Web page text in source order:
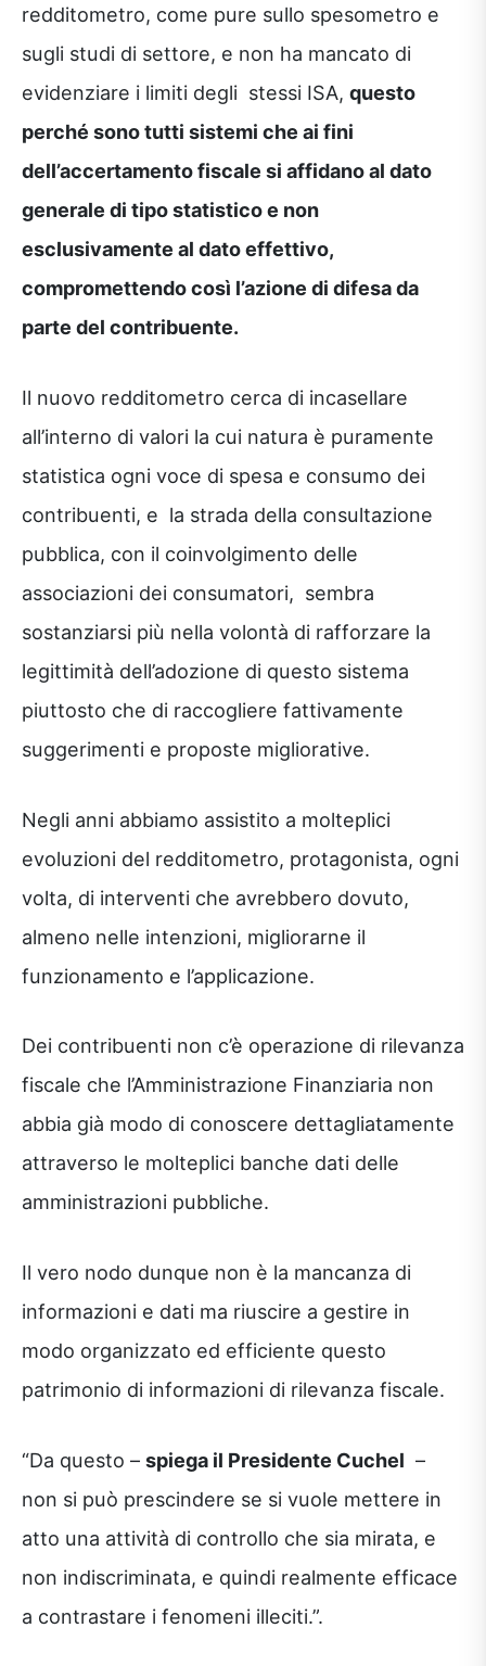
redditometro, come pure sullo spesometro e
sugli studi di settore, e non ha mancato di
evidenziare i limiti degli stessi ISA, questo
perché sono tutti sistemi che ai fini
dell’accertamento fiscale si affidano al dato
generale di tipo statistico e non
esclusivamente al dato effettivo,
compromettendo così l’azione di difesa da
parte del contribuente.
Il nuovo redditometro cerca di incasellare
all’interno di valori la cui natura è puramente
statistica ogni voce di spesa e consumo dei
contribuenti, e la strada della consultazione
pubblica, con il coinvolgimento delle
associazioni dei consumatori, sembra
sostanziarsi più nella volontà di rafforzare la
legittimità dell’adozione di questo sistema
piuttosto che di raccogliere fattivamente
suggerimenti e proposte migliorative.
Negli anni abbiamo assistito a molteplici
evoluzioni del redditometro, protagonista, ogni
volta, di interventi che avrebbero dovuto,
almeno nelle intenzioni, migliorarne il
funzionamento e l’applicazione.
Dei contribuenti non c’è operazione di rilevanza
fiscale che l’Amministrazione Finanziaria non
abbia già modo di conoscere dettagliatamente
attraverso le molteplici banche dati delle
amministrazioni pubbliche.
Il vero nodo dunque non è la mancanza di
informazioni e dati ma riuscire a gestire in
modo organizzato ed efficiente questo
patrimonio di informazioni di rilevanza fiscale.
“Da questo – spiega il Presidente Cuchel –
non si può prescindere se si vuole mettere in
atto una attività di controllo che sia mirata, e
non indiscriminata, e quindi realmente efficace
a contrastare i fenomeni illeciti.”.